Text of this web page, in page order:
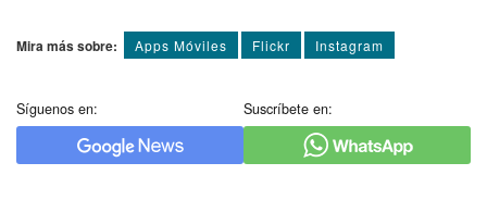
Mira más sobre: Apps Móviles Flickr Instagram
Síguenos en: Suscríbete en: